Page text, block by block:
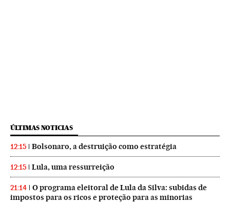
ÚLTIMAS NOTICIAS
12:15 Bolsonaro, a destruição como estratégia
12:15 Lula, uma ressurreição
21:14
O programa eleitoral de Lula da Silva: subidas de
impostos para os ricos e proteção para as minorias